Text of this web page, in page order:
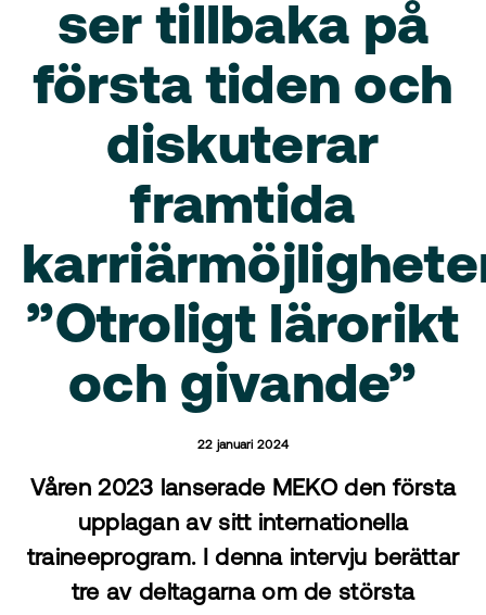
ser tillbaka på
första tiden och
diskuterar
framtida
”Otroligt lärorikt
och givande”
22 januari 2024
Våren 2023 lanserade MEKO den första
upplagan av sitt internationella
traineeprogram. I denna intervju berättar
tre av deltagarna om de största